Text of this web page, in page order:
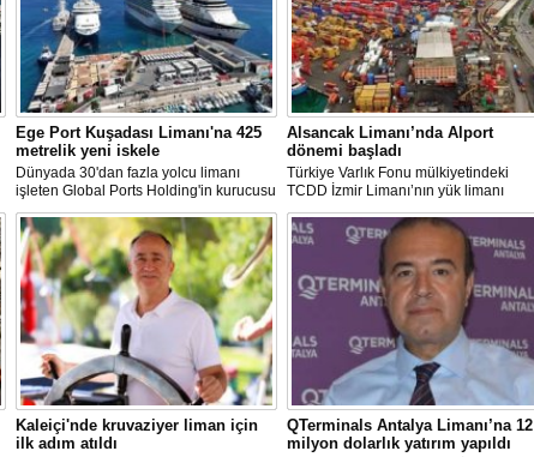
Ege Port Kuşadası Limanı'na 425
metrelik yeni iskele
Dünyada 30'dan fazla yolcu limanı
işleten Global Ports Holding'in kurucusu
ve Yönetim Kurulu Başkanı Mehmet
Kutman'ın sahibi olduğu Ege Port
Kuşadası, yeni bir yatırım hamlesine
hazırlanıyor.
Alsancak Limanı’nda Alport
dönemi başladı
Türkiye Varlık Fonu mülkiyetindeki
TCDD İzmir Limanı’nın yük limanı
faaliyetleri, Albayrak Grubu’nun
uluslararası liman işletmeciliği markası
Alport bünyesinde kurulan Alport
Alsancak Liman İşletmeciliği AŞ’ye
devredildi.
Kaleiçi'nde kruvaziyer liman için
ilk adım atıldı
QTerminals Antalya Limanı’na 12
milyon dolarlık yatırım yapıldı